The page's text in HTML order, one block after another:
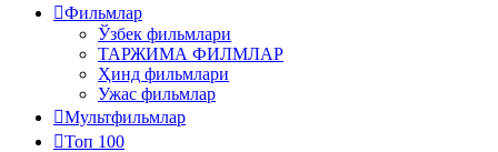
Фильмлар
Ўзбек фильмлари
ТАРЖИМА ФИЛМЛАР
Ҳинд фильмлари
Ужас фильмлар
Мультфильмлар
Топ 100